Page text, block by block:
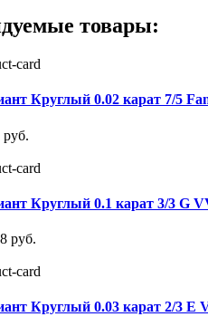
товары:
Круглый 0.02 карат 7/5
руб.
Круглый 0.1 карат 3/3 G
руб.
Круглый 0.03 карат 2/3 E